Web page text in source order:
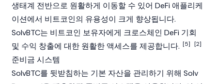
생태계 전반으로 원활하게 이동할 수 있어 DeFi 애플리케
이션에서 비트코인의 유용성이 크게 향상됩니다.
SolvBTC는 비트코인 보유자에게 크로스체인 DeFi 기회
및 수익 창출에 대한 원활한 액세스를 제공합니다. [5] [2]
준비금 시스템
SolvBTC를 뒷받침하는 기본 자산을 관리하기 위해 Solv